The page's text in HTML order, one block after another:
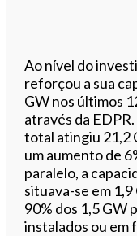
Ao nível do
reforçou a sua
GW nos últimos
através da
total atingiu 21,2
um aumento de
paralelo, a
situava-se em 1,9
90% dos 1,5 GW
instalados ou em